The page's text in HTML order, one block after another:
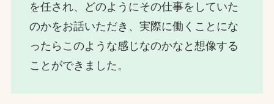
を任され、どのようにその仕事をしていた
のかをお話いただき、実際に働くことにな
ったらこのような感じなのかなと想像する
ことができました。